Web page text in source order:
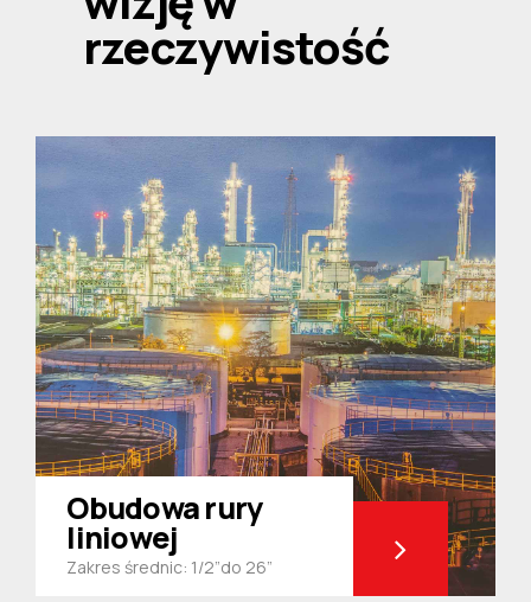
rzeczywistość
Obudowa rury
liniowej
Zakres średnic: 1/2”do 26”